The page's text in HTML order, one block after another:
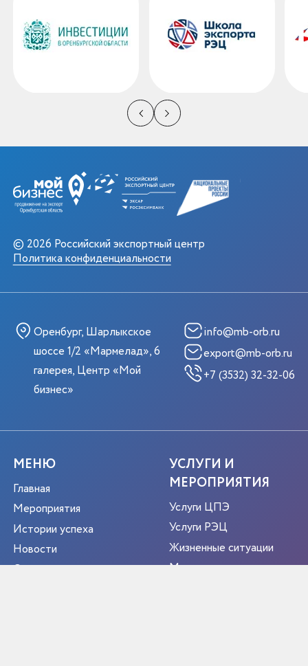
© 2026 Российский экспортный центр
Политика конфиденциальности
Оренбург, Шарлыкское
шоссе 1/2 «Мармелад», 6
галерея, Центр «Мой
бизнес»
info@mb-orb.ru
export@mb-orb.ru
+7 (3532) 32-32-06
МЕНЮ
Главная
Мероприятия
Истории успеха
Новости
О центре
УСЛУГИ И
МЕРОПРИЯТИЯ
Услуги ЦПЭ
Услуги РЭЦ
Жизненные ситуации
Мероприятия